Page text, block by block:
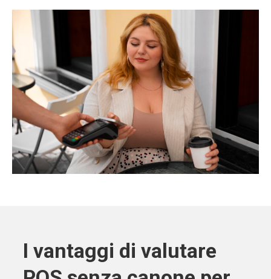
I vantaggi di valutare